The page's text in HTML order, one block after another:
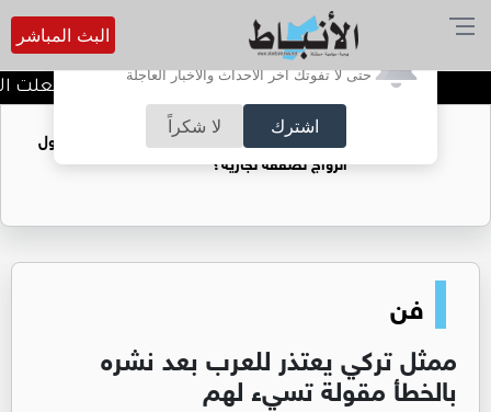
أترغب في تفعيل الإشعارات؟
حتى لا تفوتك آخر الأحداث والأخبار العاجلة
اشترك لا شكراً
البث المباشر
العيسوي: الرؤية الملكية جعلت
فتيات يستغللنه لتحقيق مكاسب مادية.. هل تحول
الزواج لصفقة تجارية؟
فن
ممثل تركي يعتذر للعرب بعد نشره
بالخطأ مقولة تسيء لهم